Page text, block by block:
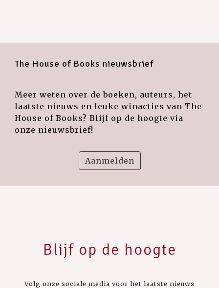
The House of Books nieuwsbrief
Meer weten over de boeken, auteurs, het
laatste nieuws en leuke winacties van The
House of Books? Blijf op de hoogte via
onze nieuwsbrief!
Aanmelden
Blijf op de hoogte
Volg onze sociale media voor het laatste nieuws